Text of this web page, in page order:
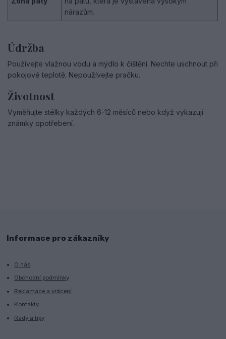
nárazům.
Údržba
Používejte vlažnou vodu a mýdlo k čištění. Nechte uschnout při
pokojové teplotě. Nepoužívejte pračku.
Životnost
Vyměňujte stélky každých 6-12 měsíců nebo když vykazují
známky opotřebení.
Informace pro zákazníky
O nás
Obchodní podmínky
Reklamace a vrácení
Kontakty
Rady a tipy